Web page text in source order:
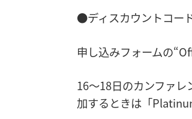
●ディスカウントコー
申し込みフォームの
16〜18日のカンファ
加するときは「